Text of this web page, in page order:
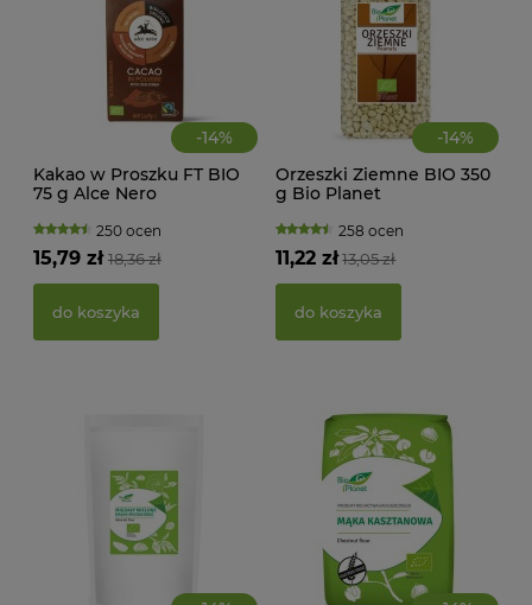
-14%
Kakao w Proszku FT BIO
75 g Alce Nero
250 ocen
18,36 zł
15,79 zł
do koszyka
-14%
Orzeszki Ziemne BIO 350
g Bio Planet
258 ocen
13,05 zł
11,22 zł
do koszyka